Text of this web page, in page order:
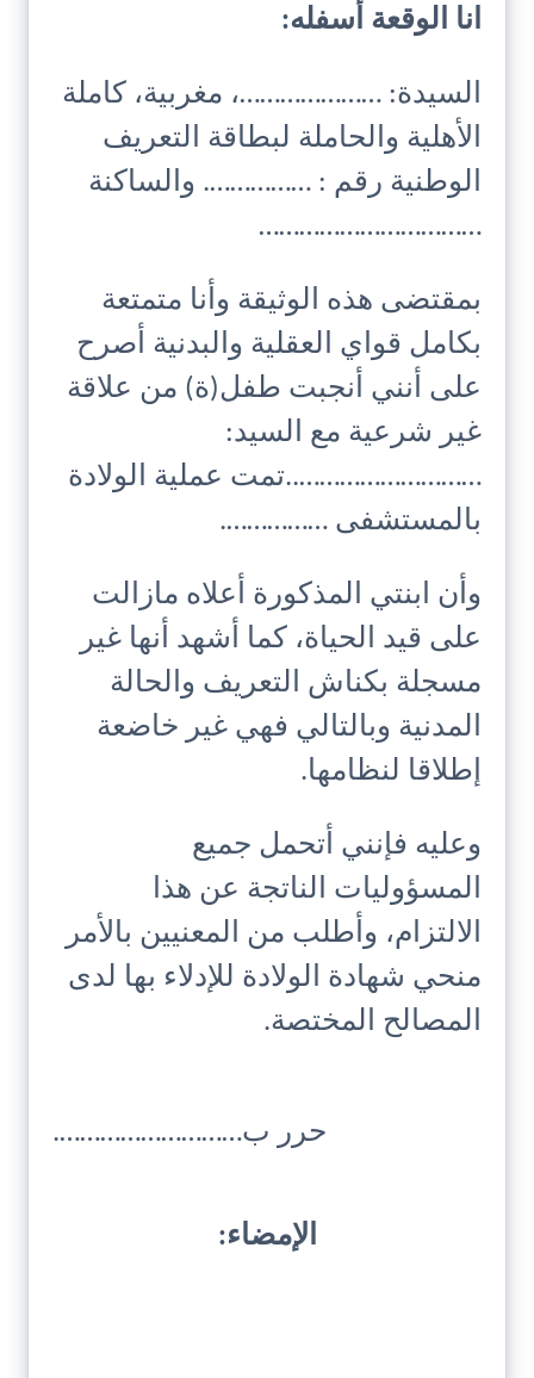
انا الوقعة أسفله:
السيدة: …………………، مغربية، كاملة
الأهلية والحاملة لبطاقة التعريف
الوطنية رقم : ……………. والساكنة
……………………………
بمقتضى هذه الوثيقة وأنا متمتعة
بكامل قواي العقلية والبدنية أصرح
على أنني أنجبت طفل(ة) من علاقة
غير شرعية مع السيد:
………………………..تمت عملية الولادة
بالمستشفى …………….
وأن ابنتي المذكورة أعلاه مازالت
على قيد الحياة، كما أشهد أنها غير
مسجلة بكناش التعريف والحالة
المدنية وبالتالي فهي غير خاضعة
إطلاقا لنظامها.
وعليه فإنني أتحمل جميع
المسؤوليات الناتجة عن هذا
الالتزام، وأطلب من المعنيين بالأمر
منحي شهادة الولادة للإدلاء بها لدى
المصالح المختصة.
حرر ب……………………….
الإمضاء: